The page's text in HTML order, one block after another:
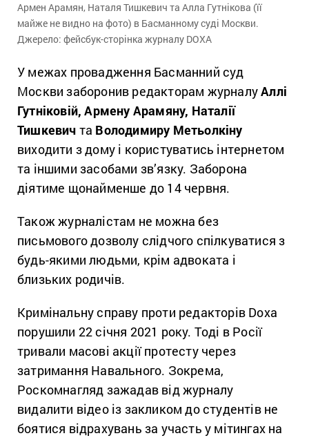
Армен Арамян, Наталя Тишкевич та Алла Гутнікова (її
майже не видно на фото) в Басманному суді Москви.
Джерело: фейсбук-сторінка журналу DOXA
У межах провадження Басманний суд
Москви заборонив редакторам журналуАллі
Гутніковій, Армену Арамяну, Наталії
Тишкевич та Володимиру Метьолкіну
виходити з дому і користуватись інтернетом
та іншими засобами зв’язку. Заборона
діятиме щонайменше до 14 червня.
Також журналістам не можна без
письмового дозволу слідчого спілкуватися з
будь-якими людьми, крім адвоката і
близьких родичів.
Кримінальну справу проти редакторів Doxa
порушили 22 січня 2021 року. Тоді в Росії
тривали масові акції протесту через
затримання Навального. Зокрема,
Роскомнагляд зажадав від журналу
видалити відео із закликом до студентів не
боятися відрахувань за участь у мітингах на